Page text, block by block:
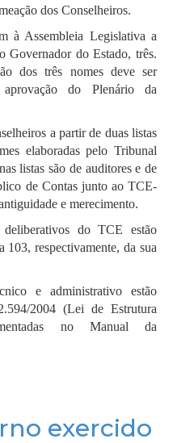
ao Tribunal de
quando da posse ou,
em exercício de cargo,
da gestão ou mandato
renúncia ou
das autoridades e
indicados:
Legislativa;
do Tribunal de Contas
Estadual;
Público do Estado e do
de Vereadores;
quantidade de
identificador exclusivo
para o seu
e armazenados no seu
a recusar todos os
cookie está sendo
não aceitar cookies,
partes do nosso
para operar nosso
para lembrar suas
*Não usamos
de uso.
em computadores
dos Conselheiros.
à Assembleia Legislativa a
Governador do Estado, três.
dos três nomes deve ser
aprovação do Plenário da
a partir de duas listas
elaboradas pelo Tribunal
listas são de auditores e de
de Contas junto ao TCE-
e merecimento.
do TCE estão
respectivamente, da sua
e administrativo estão
2004 (Lei de Estrutura
no Manual da
exercido